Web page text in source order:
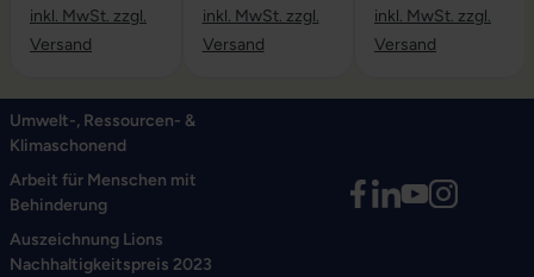
inkl. MwSt. zzgl.
Versand
inkl. MwSt. zzgl.
Versand
inkl. MwSt. zzgl.
Versand
Umwelt-, Ressourcen- &
Klimaschonend
Arbeit für Menschen mit
Behinderung
Auszeichnung Lions
Nachhaltigkeitspreis 2023